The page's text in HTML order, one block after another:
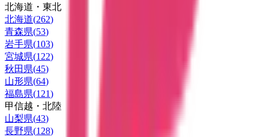
北海道・東北
北海道(262)
青森県(53)
岩手県(103)
宮城県(122)
秋田県(45)
山形県(64)
福島県(121)
甲信越・北陸
山梨県(43)
長野県(128)